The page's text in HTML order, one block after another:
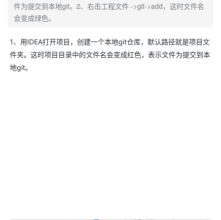
件为提交到本地git。2、右击工程文件 ->git->add，这时文件名
会变成绿色。
1、用IDEA打开项目，创建一个本地git仓库，默认路径就是项目文
件夹。这时项目目录中的文件名会变成红色，表示文件为提交到本
地git。